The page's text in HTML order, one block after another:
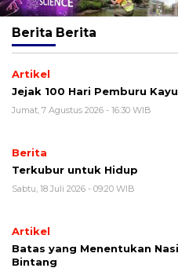
Berita Berita
Artikel
Jejak 100 Hari Pemburu Kayu
Jumat, 7 Agustus 2026 - 16:30 WIB
Berita
Terkubur untuk Hidup
Sabtu, 18 Juli 2026 - 09:20 WIB
Artikel
Batas yang Menentukan
Bintang